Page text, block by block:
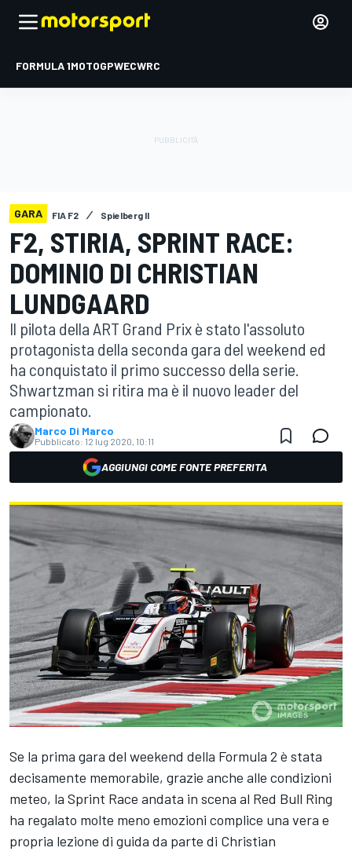
FORMULA 1MOTOGPWECWRC
GARA FIA F2 Spielberg II
F2, STIRIA, SPRINT RACE:
DOMINIO DI CHRISTIAN
LUNDGAARD
Il pilota della ART Grand Prix è stato l'assoluto
protagonista della seconda gara del weekend ed
ha conquistato il primo successo della serie.
Shwartzman si ritira ma è il nuovo leader del
campionato.
Marco Di Marco
Pubblicato: 12 lug 2020, 10:11
AGGIUNGI COME FONTE PREFERITA
Se la prima gara del weekend della Formula 2 è stata
decisamente memorabile, grazie anche alle condizioni
meteo, la Sprint Race andata in scena al Red Bull Ring
ha regalato molte meno emozioni complice una vera e
propria lezione di guida da parte di Christian